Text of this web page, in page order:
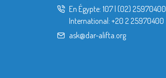
En Égypte: 107 (02) 25970400
International: +20 2 25970400
ask@dar-alifta.org